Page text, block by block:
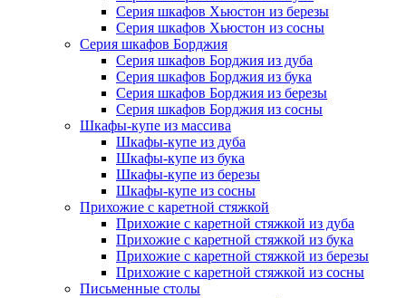
Серия шкафов Хьюстон из березы
Серия шкафов Хьюстон из сосны
Серия шкафов Борджия
Серия шкафов Борджия из дуба
Серия шкафов Борджия из бука
Серия шкафов Борджия из березы
Серия шкафов Борджия из сосны
Шкафы-купе из массива
Шкафы-купе из дуба
Шкафы-купе из бука
Шкафы-купе из березы
Шкафы-купе из сосны
Прихожие с каретной стяжкой
Прихожие с каретной стяжкой из дуба
Прихожие с каретной стяжкой из бука
Прихожие с каретной стяжкой из березы
Прихожие с каретной стяжкой из сосны
Письменные столы